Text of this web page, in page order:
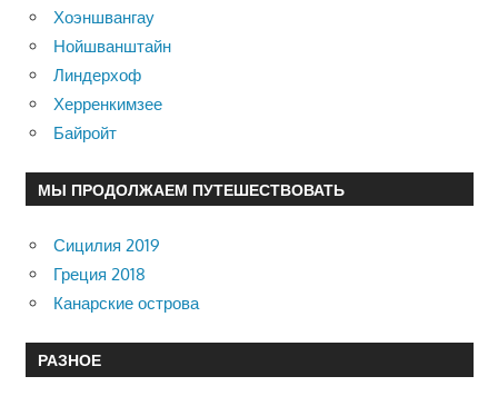
Хоэншвангау
Нойшванштайн
Линдерхоф
Херренкимзее
Байройт
МЫ ПРОДОЛЖАЕМ ПУТЕШЕСТВОВАТЬ
Сицилия 2019
Греция 2018
Канарские острова
РАЗНОЕ